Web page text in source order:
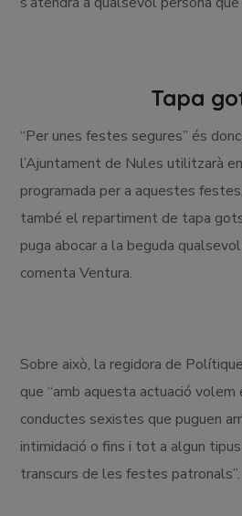
Tapa
“Per unes festes segures” és
l’Ajuntament de Nules utilitzarà
programada per a aquestes
també el repartiment de tapa
puga abocar a la beguda
comenta Ventura.
Sobre això, la regidora de
que “amb aquesta actuació
conductes sexistes que puguen
intimidació o fins i tot a algun
transcurs de les festes patronals”.